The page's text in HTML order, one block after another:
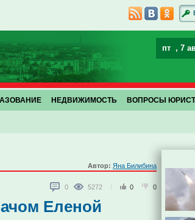
пт , 7
НЕДВИЖИМОСТЬ ВОПРОСЫ
Автор: Яна Билибина
0 5272 0 0
Еленой